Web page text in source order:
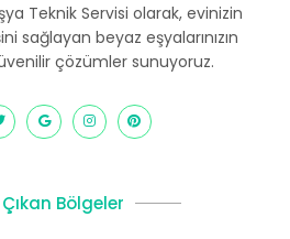
Teknik Servisi olarak, evinizin
sağlayan beyaz eşyalarınızın
çözümler sunuyoruz.
Bölgeler